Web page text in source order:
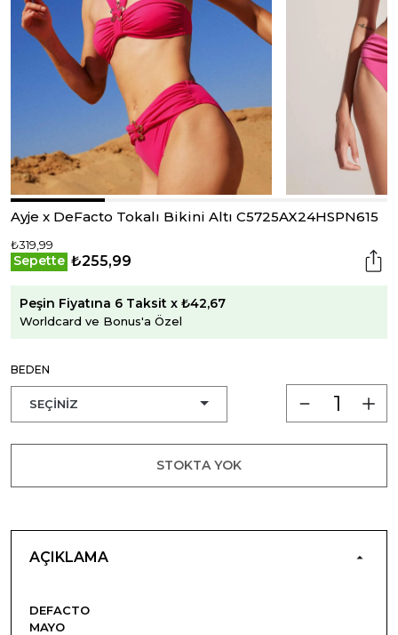
Ayje x DeFacto Tokalı Bikini Altı C5725AX24HSPN615
₺319,99
Sepette ₺255,99
Peşin Fiyatına 6 Taksit x ₺42,67
Worldcard ve Bonus'a Özel
BEDEN
STOKTA YOK
AÇIKLAMA
DEFACTO
MAYO